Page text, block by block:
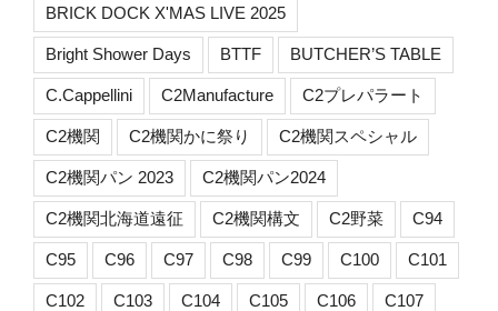
BRICK DOCK X'MAS LIVE 2025
Bright Shower Days BTTF BUTCHER’S TABLE
C.Cappellini C2Manufacture C2プレパラート
C2機関 C2機関かに祭り C2機関スペシャル
C2機関パン 2023 C2機関パン2024
C2機関北海道遠征 C2機関構文 C2野菜 C94
C95 C96 C97 C98 C99 C100 C101
C102 C103 C104 C105 C106 C107